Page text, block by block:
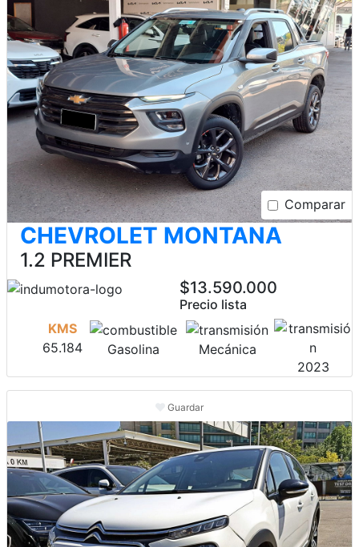
Comparar
CHEVROLET MONTANA
1.2 PREMIER
$13.590.000
Precio lista
KMS
65.184
Gasolina
Mecánica
2023
Guardar